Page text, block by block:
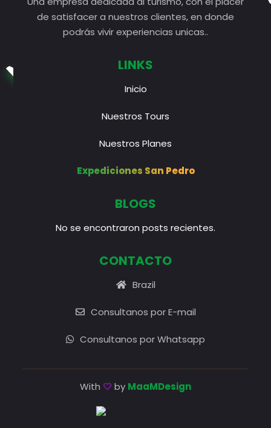
de satisfacer a nuestros clientes, en donde
podrás vivir experiencias unicas..
LINKS
Inicio
Nuestros Tours
Nuestros Planes
Expediciones San Pedro
BLOGS
No se encontraron posts recientes.
CONTACTO
Brazil
Consultanos por E-mail
Consultanos por Whatsapp
With by MaaMDesign